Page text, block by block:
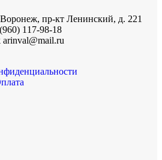
Воронеж, пр-кт Ленинский, д. 221
117-98-18
arinval@mail.ru